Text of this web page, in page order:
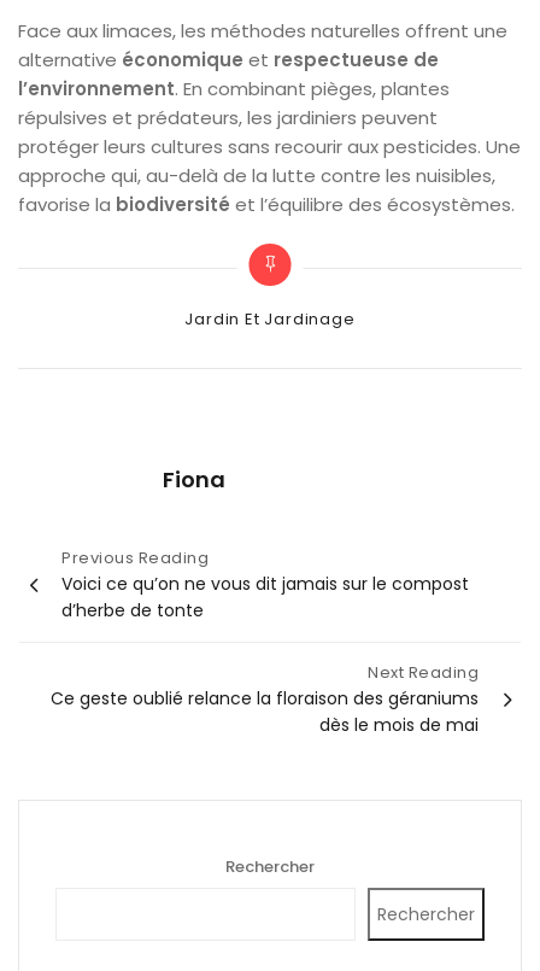
Face aux limaces, les méthodes naturelles offrent une
alternative économique et respectueuse de
l’environnement. En combinant pièges, plantes
répulsives et prédateurs, les jardiniers peuvent
protéger leurs cultures sans recourir aux pesticides. Une
approche qui, au-delà de la lutte contre les nuisibles,
favorise la biodiversité et l’équilibre des écosystèmes.
Categories
Jardin Et Jardinage
Fiona
Navigation
de
l’article
Previous Reading
Voici ce qu’on ne vous dit jamais sur le compost
d’herbe de tonte
Next Reading
Ce geste oublié relance la floraison des géraniums
dès le mois de mai
Rechercher
Rechercher